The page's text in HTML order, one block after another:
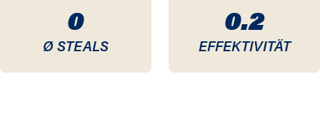
0
Ø STEALS
0.2
EFFEKTIVITÄT